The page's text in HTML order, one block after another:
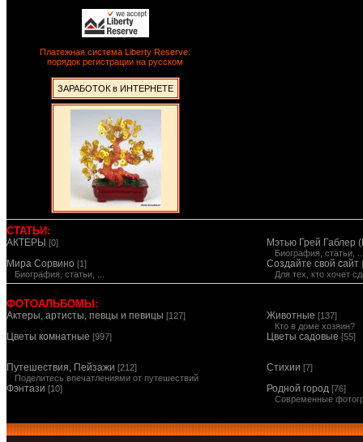
Платежная система Liberty Reserve:
порядок регистрации на русском
ЗАРАБОТОК в ИНТЕРНЕТЕ
СТАТЬИ:
АКТЕРЫ [0] Мэтью Грей Габлер
Биография, статьи,
Мира Сорвино [1]
Биография, статьи, ...
Создайте свой сайт
Для тех, кто хочет
ФОТОАЛЬБОМЫ:
Актеры, артисты, певцы и певицы [127] Животные [137]
Кто в доме хозяин?
Цветы комнатные [997] Цветы садовые [55]
Путешествия, Пейзажи [212]
Поделитесь впечатлениями от путешествий
Стихии [7]
Фэнтази [10] Родной город [76]
Современные